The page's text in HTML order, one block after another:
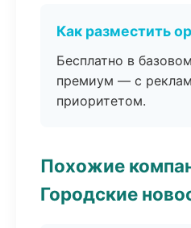
Как разместить
Бесплатно в
премиум — с
приоритетом.
Похожие
Городские